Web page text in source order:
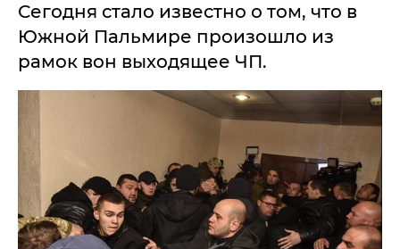
Сегодня стало известно о том, что в
Южной Пальмире произошло из
рамок вон выходящее ЧП.